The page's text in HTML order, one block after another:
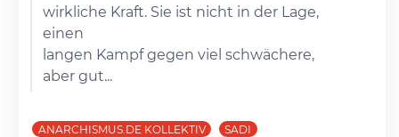
wirkliche Kraft. Sie ist nicht in der Lage,
einen
langen Kampf gegen viel schwächere,
aber gut...
ANARCHISMUS.DE KOLLEKTIV
SADI